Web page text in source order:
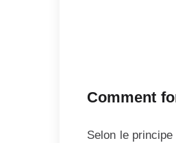
Comment
Selon le